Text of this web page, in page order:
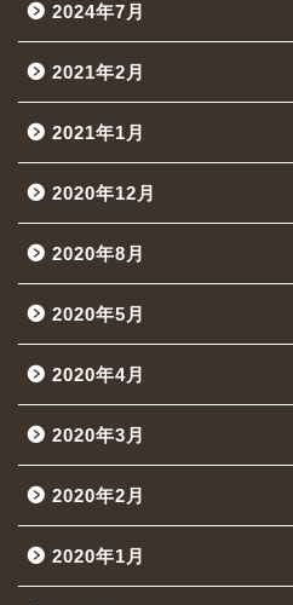
2024年7月
2021年2月
2021年1月
2020年12月
2020年8月
2020年5月
2020年4月
2020年3月
2020年2月
2020年1月